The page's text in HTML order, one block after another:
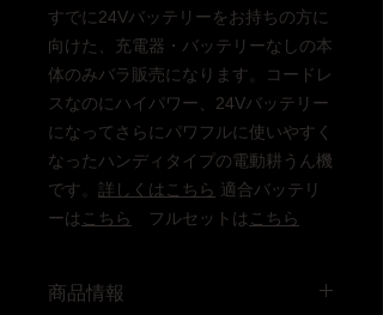
すでに24Vバッテリーをお持ちの方に
向けた、充電器・バッテリーなしの本
体のみバラ販売になります。コードレ
スなのにハイパワー、24Vバッテリー
になってさらにパワフルに使いやすく
なったハンディタイプの電動耕うん機
です。 詳しくは こちら 適合バッテリ
ーは こちら フルセットは こちら
商品情報